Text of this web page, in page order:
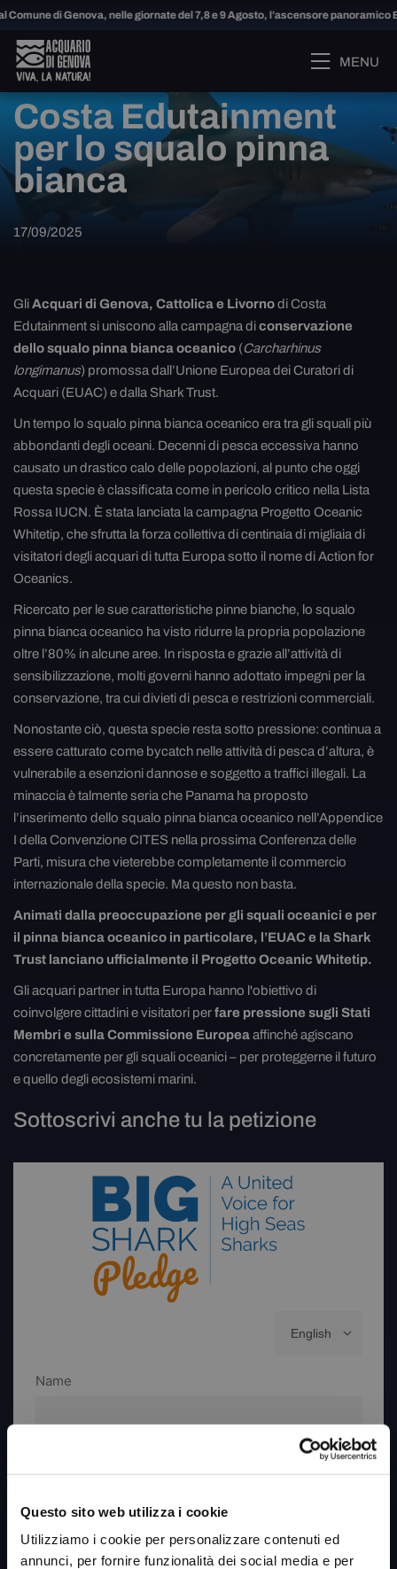
Questo sito web utilizza i cookie
Utilizziamo i cookie per personalizzare contenuti ed
annunci, per fornire funzionalità dei social media e per
di Genova, nelle giornate del 7,8 e 9 Agosto, l’ascensore panoramico
MENU
Costa Edutainment
per lo squalo pinna
bianca
17/09/2025
GliAcquari di Genova, Cattolica e Livornodi Costa
Edutainment si uniscono alla campagna diconservazione
dello squalo pinna bianca oceanico (Carcharhinus
longimanus) promossa dall’Unione Europea dei Curatori di
Acquari (EUAC) e dalla Shark Trust.
Un tempo lo squalo pinna bianca oceanico era tra gli squali più
abbondanti degli oceani. Decenni di pesca eccessiva hanno
causato un drastico calo delle popolazioni, al punto che oggi
questa specie è classificata come in pericolo critico nella Lista
Rossa IUCN. È stata lanciata la campagna Progetto Oceanic
Whitetip, che sfrutta la forza collettiva di centinaia di migliaia di
visitatori degli acquari di tutta Europa sotto il nome di Action for
Oceanics.
Ricercato per le sue caratteristiche pinne bianche, lo squalo
pinna bianca oceanico ha visto ridurre la propria popolazione
oltre l’80% in alcune aree. In risposta e grazie all’attività di
sensibilizzazione, molti governi hanno adottato impegni per la
conservazione, tra cui divieti di pesca e restrizioni commerciali.
Nonostante ciò, questa specie resta sotto pressione: continua a
essere catturato come bycatch nelle attività di pesca d’altura, è
vulnerabile a esenzioni dannose e soggetto a traffici illegali. La
minaccia è talmente seria che Panama ha proposto
l’inserimento dello squalo pinna bianca oceanico nell’Appendice
I della Convenzione CITES nella prossima Conferenza delle
Parti, misura che vieterebbe completamente il commercio
internazionale della specie. Ma questo non basta.
Animati dalla preoccupazione per gli squali oceanici e per
il pinna bianca oceanico in particolare, l’EUAC e la Shark
Trust lanciano ufficialmente il Progetto Oceanic Whitetip.
Gli acquari partner in tutta Europa hanno l'obiettivo di
coinvolgere cittadini e visitatori perfare pressione sugli Stati
Membri e sulla Commissione Europeaaffinché agiscano
concretamente per gli squali oceanici – per proteggerne il futuro
e quello degli ecosistemi marini.
Sottoscrivi anche tu la petizione